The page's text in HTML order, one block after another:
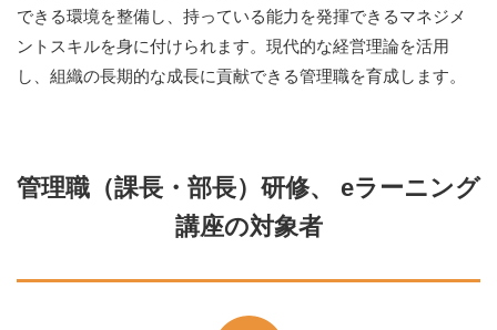
できる環境を整備し、持っている能力を発揮できるマネジメ
ントスキルを身に付けられます。現代的な経営理論を活用
し、組織の長期的な成長に貢献できる管理職を育成します。
管理職（課長・部長）研修、 eラーニング
講座の対象者